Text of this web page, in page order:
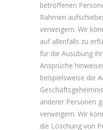
betroffenen
Rahmen
verweigern. Wir
auf allenfalls zu
für die Ausübung
Ansprüche
beispielsweise die
anderer Personen
verweigern. Wir
die Löschung von